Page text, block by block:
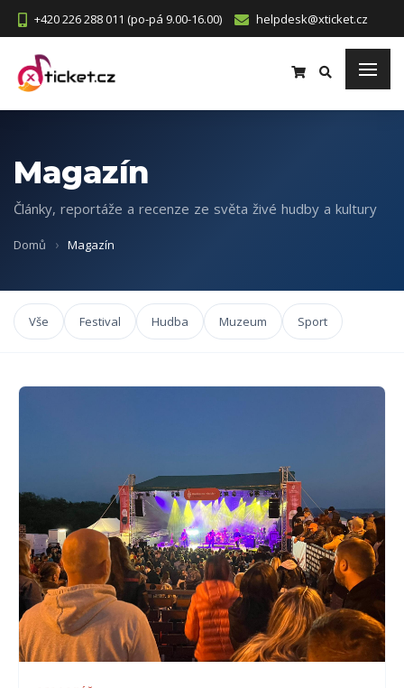
+420 226 288 011 (po-pá 9.00-16.00) helpdesk@xticket.cz
Magazín
Články, reportáže a recenze ze světa živé hudby a kultury
Domů Magazín
Vše Festival Hudba Muzeum Sport